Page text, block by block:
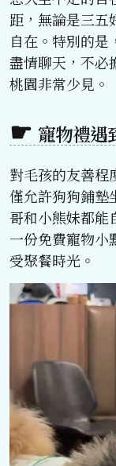
距，無論是三五
自在。特別的
盡情聊天，不必
桃園非常少見。
寵物禮遇
對毛孩的友善程
僅允許狗狗鋪墊
哥和小熊妹都能
一份免費寵物小
受聚餐時光。